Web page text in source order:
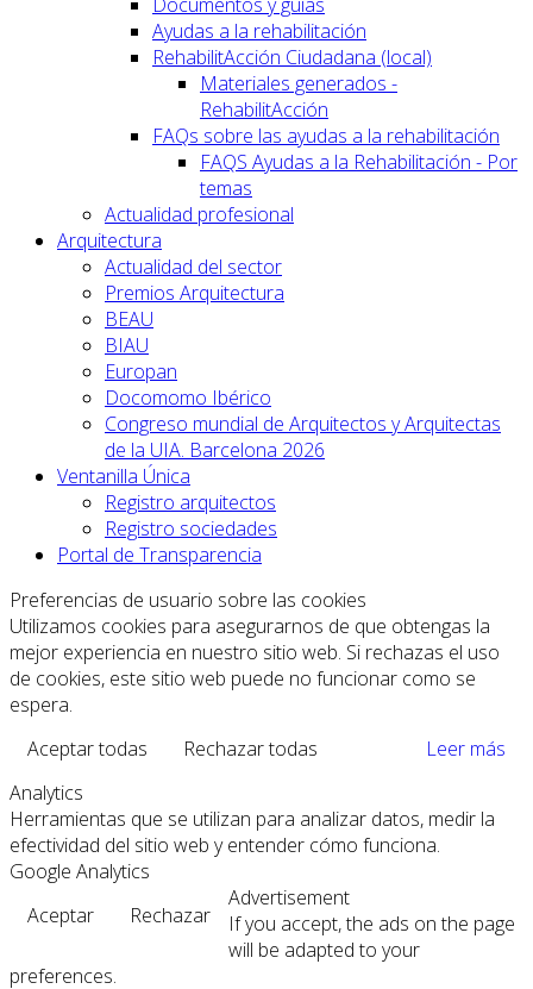
Ayudas a la rehabilitación
RehabilitAcción Ciudadana (local)
Materiales generados -
RehabilitAcción
FAQs sobre las ayudas a la rehabilitación
FAQS Ayudas a la Rehabilitación - Por
temas
Actualidad profesional
Arquitectura
Actualidad del sector
Premios Arquitectura
BEAU
BIAU
Europan
Docomomo Ibérico
Congreso mundial de Arquitectos y Arquitectas
de la UIA. Barcelona 2026
Ventanilla Única
Registro arquitectos
Registro sociedades
Portal de Transparencia
Preferencias de usuario sobre las cookies
Utilizamos cookies para asegurarnos de que obtengas la
mejor experiencia en nuestro sitio web. Si rechazas el uso
de cookies, este sitio web puede no funcionar como se
espera.
Aceptar todas
Rechazar todas
Leer más
Analytics
Herramientas que se utilizan para analizar datos, medir la
efectividad del sitio web y entender cómo funciona.
Google Analytics
Aceptar
Rechazar
Advertisement
If you accept, the ads on the page
will be adapted to your
preferences.